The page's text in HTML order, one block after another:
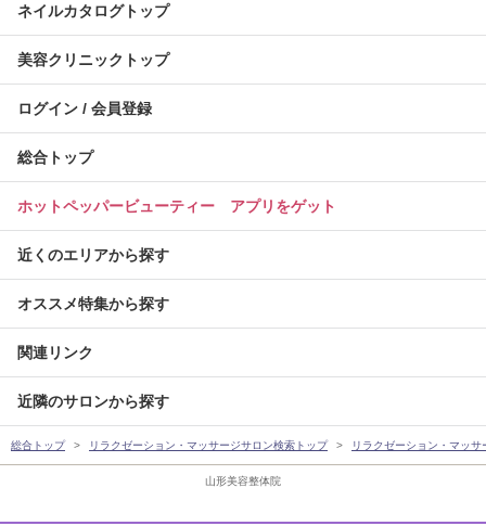
山形美容整体院
ネイルカタログトップ
美容クリニックトップ
ログイン / 会員登録
総合トップ
ホットペッパービューティー アプリをゲット
近くのエリアから探す
オススメ特集から探す
関連リンク
近隣のサロンから探す
総合トップ リラクゼーション・マッサージサロン検索トップ リラクゼーション・マッ